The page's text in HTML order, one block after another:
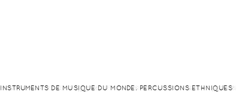
INSTRUMENTS DE MUSIQUE DU MONDE. PERCUSSIONS ETHNIQUES